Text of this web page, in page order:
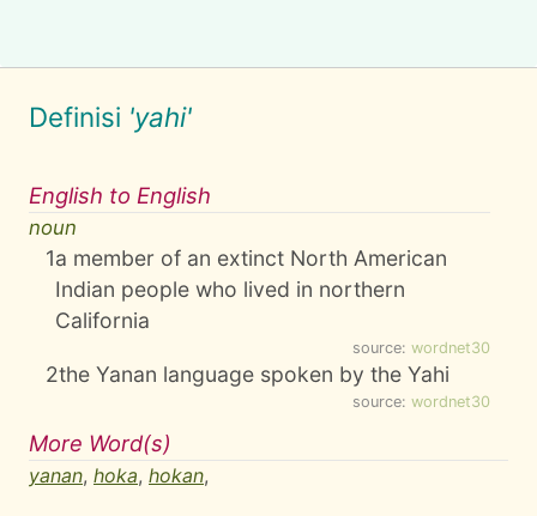
Definisi 'yahi'
English to English
noun
1a member of an extinct North American
Indian people who lived in northern
California
source: wordnet30
2the Yanan language spoken by the Yahi
source: wordnet30
More Word(s)
yanan, hoka, hokan,